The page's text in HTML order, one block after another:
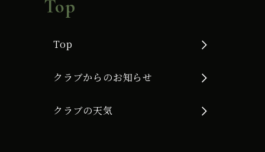
Top
Top
クラブからのお知らせ
クラブの天気